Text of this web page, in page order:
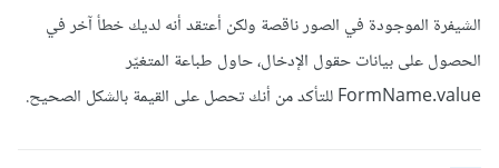
الشيفرة الموجودة في الصور ناقصة ولكن أعتقد أنه لديك خطأ آخر في
الحصول على بيانات حقول الإدخال، حاول طباعة المتغيّر
FormName.value للتأكد من أنك تحصل على القيمة بالشكل الصحيح.